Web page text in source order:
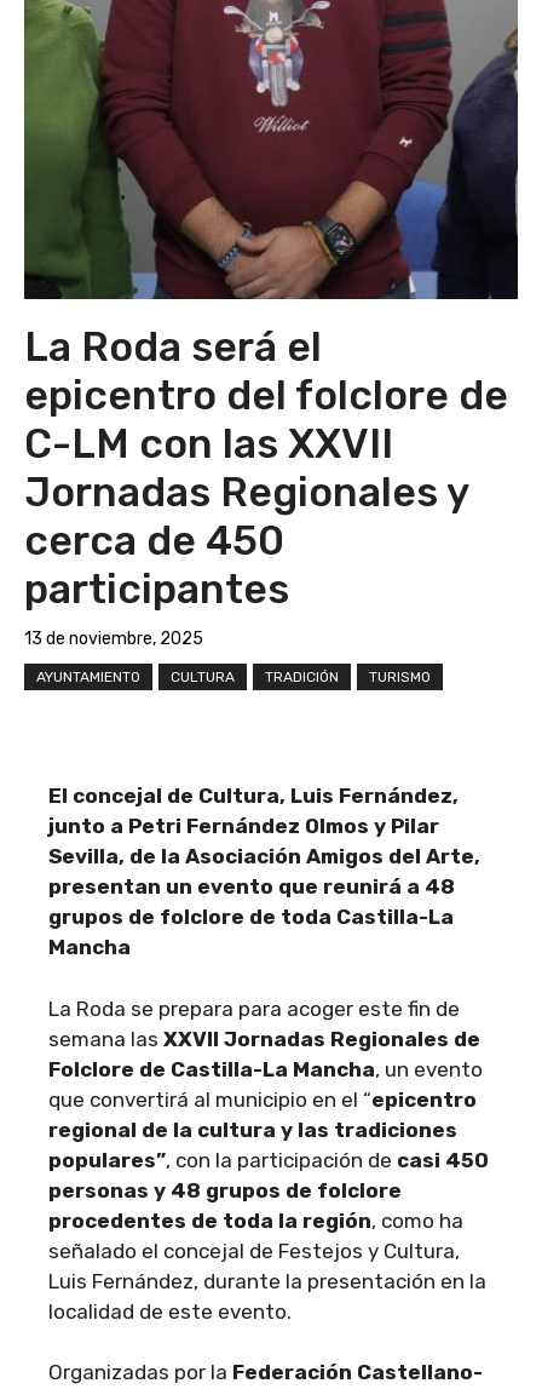
La Roda será el
epicentro del folclore de
C-LM con las XXVII
Jornadas Regionales y
cerca de 450
participantes
13 de noviembre, 2025
AYUNTAMIENTO CULTURA TRADICIÓN TURISMO
El concejal de Cultura, Luis Fernández,
junto a Petri Fernández Olmos y Pilar
Sevilla, de la Asociación Amigos del Arte,
presentan un evento que reunirá a 48
grupos de folclore de toda Castilla-La
Mancha
La Roda se prepara para acoger este fin de
semana las XXVII Jornadas Regionales de
Folclore de Castilla-La Mancha, un evento
que convertirá al municipio en el “epicentro
regional de la cultura y las tradiciones
populares”, con la participación de casi 450
personas y 48 grupos de folclore
procedentes de toda la región, como ha
señalado el concejal de Festejos y Cultura,
Luis Fernández, durante la presentación en la
localidad de este evento.
Organizadas por la Federación Castellano-